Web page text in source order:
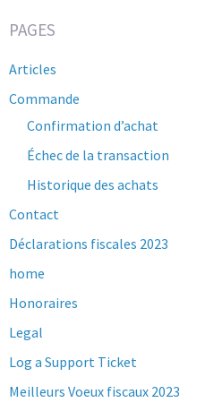
PAGES
Articles
Commande
Confirmation d’achat
Échec de la transaction
Historique des achats
Contact
Déclarations fiscales 2023
home
Honoraires
Legal
Log a Support Ticket
Meilleurs Voeux fiscaux 2023